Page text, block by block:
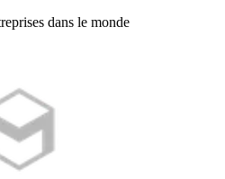
dans le monde